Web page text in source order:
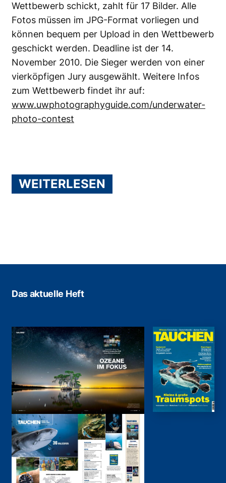
Wettbewerb schickt, zahlt für 17 Bilder. Alle
Fotos müssen im JPG-Format vorliegen und
können bequem per Upload in den Wettbewerb
geschickt werden. Deadline ist der 14.
November 2010. Die Sieger werden von einer
vierköpfigen Jury ausgewählt. Weitere Infos
zum Wettbewerb findet ihr auf:
www.uwphotographyguide.com/underwater-
photo-contest
WEITERLESEN
Das aktuelle Heft